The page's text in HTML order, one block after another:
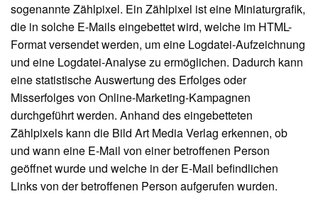
sogenannte Zählpixel. Ein Zählpixel ist eine Miniaturgrafik,
die in solche E-Mails eingebettet wird, welche im HTML-
Format versendet werden, um eine Logdatei-Aufzeichnung
und eine Logdatei-Analyse zu ermöglichen. Dadurch kann
eine statistische Auswertung des Erfolges oder
Misserfolges von Online-Marketing-Kampagnen
durchgeführt werden. Anhand des eingebetteten
Zählpixels kann die Bild Art Media Verlag erkennen, ob
und wann eine E-Mail von einer betroffenen Person
geöffnet wurde und welche in der E-Mail befindlichen
Links von der betroffenen Person aufgerufen wurden.